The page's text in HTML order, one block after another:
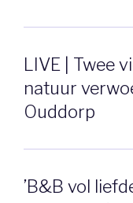
LIVE | Twee
natuur
Ouddorp
’B&B vol